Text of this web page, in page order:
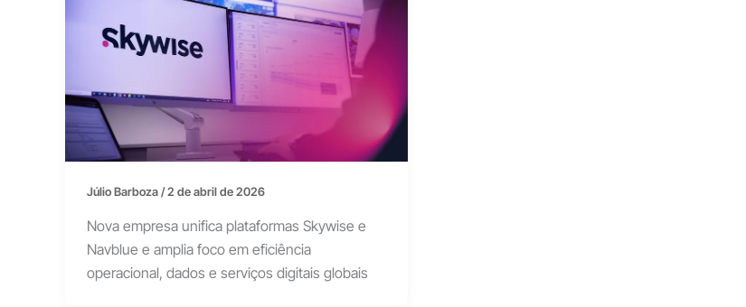
Júlio Barboza/2 de abril de 2026
Nova empresa unifica plataformas Skywise e
Navblue e amplia foco em eficiência
operacional, dados e serviços digitais globais